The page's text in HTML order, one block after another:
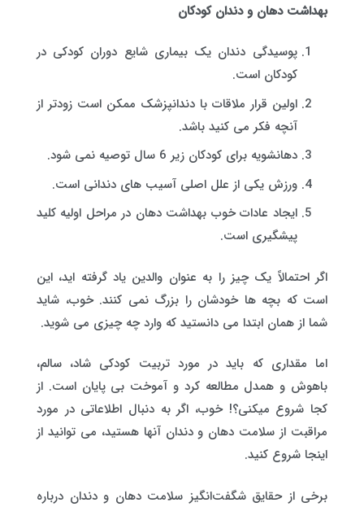
بهداشت دهان و دندان کودکان
پوسیدگی دندان یک بیماری شایع دوران کودکی در
کودکان است.
اولین قرار ملاقات با دندانپزشک ممکن است زودتر از
آنچه فکر می کنید باشد.
دهانشویه برای کودکان زیر 6 سال توصیه نمی شود.
ورزش یکی از علل اصلی آسیب های دندانی است.
ایجاد عادات خوب بهداشت دهان در مراحل اولیه کلید
پیشگیری است.
اگر احتمالاً یک چیز را به عنوان والدین یاد گرفته اید، این
است که بچه ها خودشان را بزرگ نمی کنند. خوب، شاید
شما از همان ابتدا می دانستید که وارد چه چیزی می شوید.
اما مقداری که باید در مورد تربیت کودکی شاد، سالم،
باهوش و همدل مطالعه کرد و آموخت بی پایان است. از
کجا شروع میکنی؟! خوب، اگر به دنبال اطلاعاتی در مورد
مراقبت از سلامت دهان و دندان آنها هستید، می توانید از
اینجا شروع کنید.
برخی از حقایق شگفت‌انگیز سلامت دهان و دندان درباره